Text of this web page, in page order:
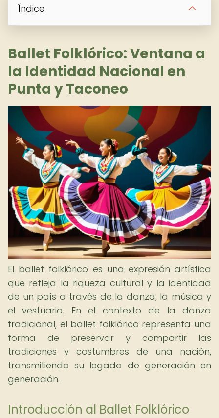
Índice
Ballet Folklórico: Ventana a
la Identidad Nacional en
Punta y Taconeo
El ballet folklórico es una expresión artística
que refleja la riqueza cultural y la identidad
de un país a través de la danza, la música y
el vestuario. En el contexto de la danza
tradicional, el ballet folklórico representa una
forma de preservar y compartir las
tradiciones y costumbres de una nación,
transmitiendo su legado de generación en
generación.
Introducción al Ballet Folklórico